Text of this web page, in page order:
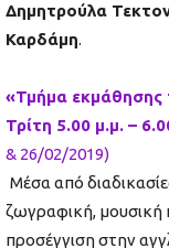
Δημητρούλα
Καρδάμη.
«Τμήμα εκμάθησης
Τρίτη 5.00 μ.μ. –
& 26/02/2019)
Μέσα από
ζωγραφική, μουσική
προσέγγιση στην